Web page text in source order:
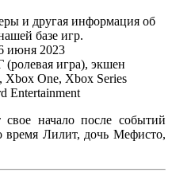
и другая информация об
базе игр.
июня 2023
игра), экшен
Xbox One, Xbox Series
Entertainment
начало после событий
Лилит, дочь Мефисто,